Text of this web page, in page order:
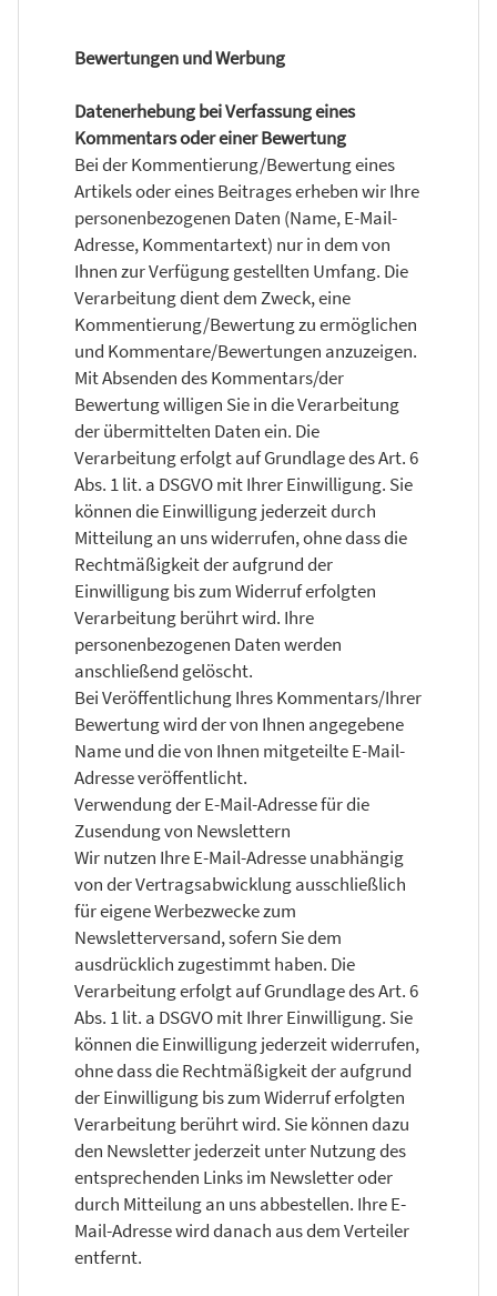
Bewertungen und Werbung
Datenerhebung bei Verfassung eines
Kommentars oder einer Bewertung
Bei der Kommentierung/Bewertung eines
Artikels oder eines Beitrages erheben wir Ihre
personenbezogenen Daten (Name, E-Mail-
Adresse, Kommentartext) nur in dem von
Ihnen zur Verfügung gestellten Umfang. Die
Verarbeitung dient dem Zweck, eine
Kommentierung/Bewertung zu ermöglichen
und Kommentare/Bewertungen anzuzeigen.
Mit Absenden des Kommentars/der
Bewertung willigen Sie in die Verarbeitung
der übermittelten Daten ein. Die
Verarbeitung erfolgt auf Grundlage des Art. 6
Abs. 1 lit. a DSGVO mit Ihrer Einwilligung. Sie
können die Einwilligung jederzeit durch
Mitteilung an uns widerrufen, ohne dass die
Rechtmäßigkeit der aufgrund der
Einwilligung bis zum Widerruf erfolgten
Verarbeitung berührt wird. Ihre
personenbezogenen Daten werden
anschließend gelöscht.
Bei Veröffentlichung Ihres Kommentars/Ihrer
Bewertung wird der von Ihnen angegebene
Name und die von Ihnen mitgeteilte E-Mail-
Adresse veröffentlicht.
Verwendung der E-Mail-Adresse für die
Zusendung von Newslettern
Wir nutzen Ihre E-Mail-Adresse unabhängig
von der Vertragsabwicklung ausschließlich
für eigene Werbezwecke zum
Newsletterversand, sofern Sie dem
ausdrücklich zugestimmt haben. Die
Verarbeitung erfolgt auf Grundlage des Art. 6
Abs. 1 lit. a DSGVO mit Ihrer Einwilligung. Sie
können die Einwilligung jederzeit widerrufen,
ohne dass die Rechtmäßigkeit der aufgrund
der Einwilligung bis zum Widerruf erfolgten
Verarbeitung berührt wird. Sie können dazu
den Newsletter jederzeit unter Nutzung des
entsprechenden Links im Newsletter oder
durch Mitteilung an uns abbestellen. Ihre E-
Mail-Adresse wird danach aus dem Verteiler
entfernt.